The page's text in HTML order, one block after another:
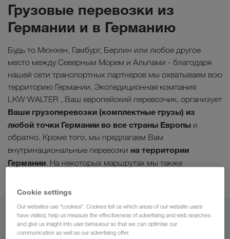
Грузовые перевозки из
Германии и в Германию
Будь то Мюнхен, Гамбург, Берлин или любое другое
место между Северным Морем и Альпами - благодаря
нашей сети транспортных партнеров мы охватываем всю
территорию Германии. Экспедиционная компания
LKW WALTER , Ваш европейский перевозчик, организует
Ваши грузоперевозки (комплектные грузы) из
любой точки Германии во все страны Европы и
обратно. Кроме того, мы предлагаем Вам
внутринациональные перевозки на территории
Германии. На некоторых маршрутах мы также
Из
Молдавия
Cookie settings
Our websites use "cookies". Cookies tell us which areas of our website users
have visited, help us measure the effectiveness of advertising and web searches
and give us insight into user behaviour so that we can optimise our
communication as well as our advertising offer.